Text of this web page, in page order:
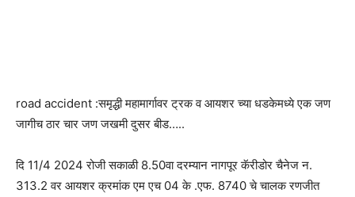
road accident :समृद्धी महामार्गावर ट्रक व आयशर च्या धडकेमध्ये एक जण
जागीच ठार चार जण जखमी दुसर बीड…..
दि 11/4 2024 रोजी सकाळी 8.50वा दरम्यान नागपूर कॅरीडोर चैनेज न.
313.2 वर आयशर क्रमांक एम एच 04 के .एफ. 8740 चे चालक रणजीत